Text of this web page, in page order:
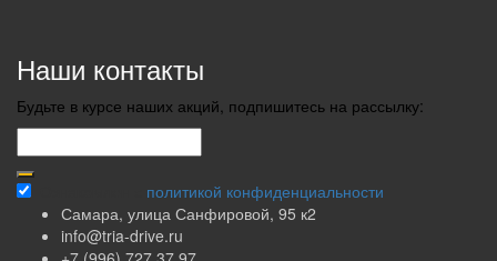
Наши контакты
Будьте в курсе наших акций, подпишитесь на рассылку:
политикой конфиденциальности
Самара, улица Санфировой, 95 к2
info@tria-drive.ru